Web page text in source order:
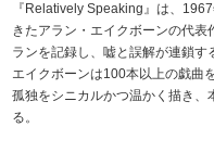
『Relatively Speaking』は、
きたアラン・エイクボーンの代
ランを記録し、嘘と誤解が連鎖す
エイクボーンは100本以上の戯曲
孤独をシニカルかつ温かく描き
る。